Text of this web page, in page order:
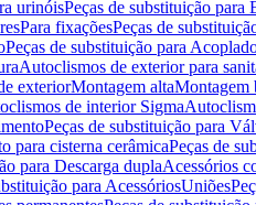
urinóisPeças de substituição para
Para fixaçõesPeças de
Peças de substituição para
Autoclismos de exterior para
exteriorMontagem altaMontagem
de interior Sigma
Peças de substituição para
para cisterna cerâmicaPeças de
para Descarga duplaAcessórios
para AcessóriosUniões